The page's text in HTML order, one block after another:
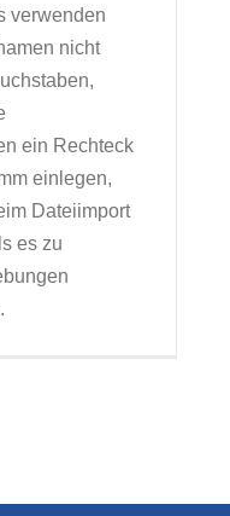
verwenden
nicht
ein Rechteck
einlegen,
Dateiimport
es zu